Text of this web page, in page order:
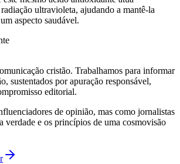
ultravioleta, ajudando a mantê-la
aspecto saudável.
cristão. Trabalhamos para informar
sustentados por apuração responsável,
editorial.
de opinião, mas como jornalistas
verdade e os princípios de uma cosmovisão